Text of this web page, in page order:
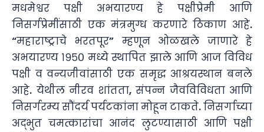
मधमेश्वर पक्षी अभयारण्य हे पक्षीप्रेमी आणि
निसर्गप्रेमींसाठी एक मंत्रमुग्ध करणारे ठिकाण आहे.
“महाराष्ट्राचे भरतपूर” म्हणून ओळखले जाणारे हे
अभयारण्य १९५० मध्ये स्थापित झाले आणि आज विविध
पक्षी व वन्यजीवांसाठी एक समृद्ध आश्रयस्थान बनले
आहे. येथील नीरव शांतता, संपन्न जैवविविधता आणि
निसर्गरम्य सौंदर्य पर्यटकांना मोहून टाकते. निसर्गाच्या
अद्भुत चमत्कारांचा आनंद लुटण्यासाठी आणि पक्षी